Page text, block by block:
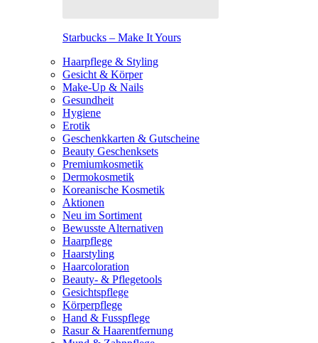
Starbucks – Make It Yours
Haarpflege & Styling
Gesicht & Körper
Make-Up & Nails
Gesundheit
Hygiene
Erotik
Geschenkkarten & Gutscheine
Beauty Geschenksets
Premiumkosmetik
Dermokosmetik
Koreanische Kosmetik
Aktionen
Neu im Sortiment
Bewusste Alternativen
Haarpflege
Haarstyling
Haarcoloration
Beauty- & Pflegetools
Gesichtspflege
Körperpflege
Hand & Fusspflege
Rasur & Haarentfernung